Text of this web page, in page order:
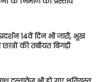
14वें दिन भी जारी, भूख
की तबीयत बिगड़ी